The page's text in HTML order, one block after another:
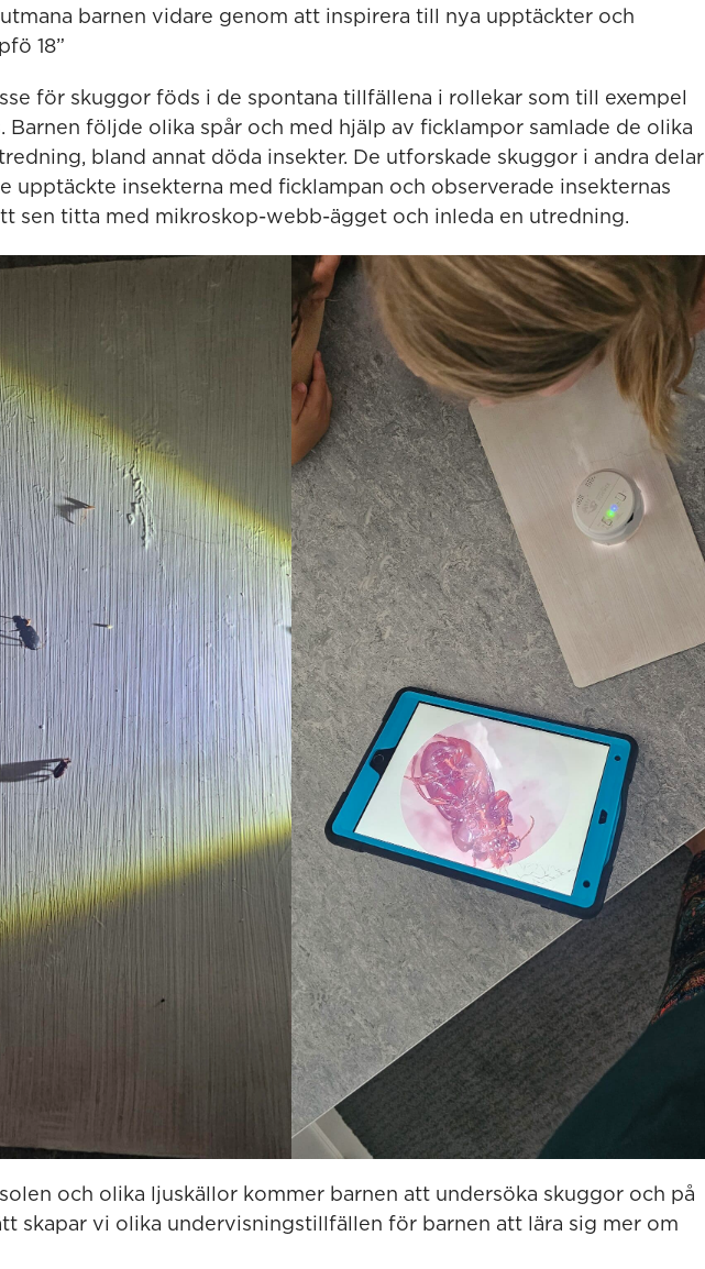
barnen vidare genom att inspirera till nya upptäckter och
18”
för skuggor föds i de spontana tillfällena i rollekar som till exempel
Barnen följde olika spår och med hjälp av ficklampor samlade de olika
bland annat döda insekter. De utforskade skuggor i andra delar
upptäckte insekterna med ficklampan och observerade insekternas
sen titta med mikroskop-webb-ägget och inleda en utredning.
och olika ljuskällor kommer barnen att undersöka skuggor och på
skapar vi olika undervisningstillfällen för barnen att lära sig mer om